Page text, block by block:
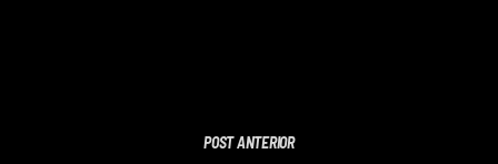
POST ANTERIOR